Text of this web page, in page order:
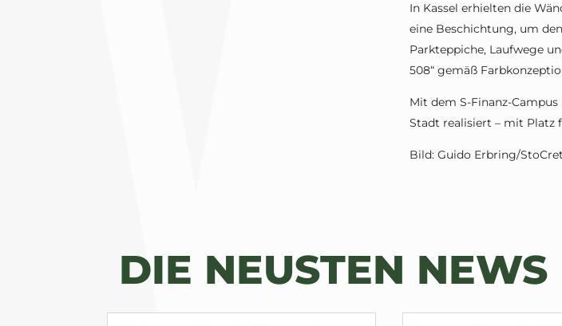
In Kassel erhielten die
eine Beschichtung, um
Parkteppiche, Laufwege
508“ gemäß
Mit dem S-Finanz-
Stadt realisiert – mit Platz
Bild: Guido Erbring/
DIE NEUSTEN NEWS